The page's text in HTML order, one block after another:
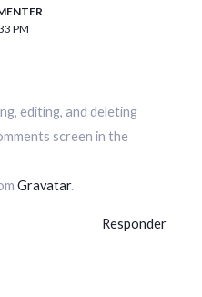
PM
editing, and deleting
screen in the
Gravatar.
Responder